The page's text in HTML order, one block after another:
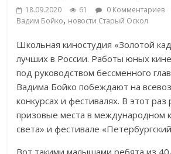
18.09.2020 61 0 Комментариев
Вадим Бойко, новости Старый Оскол
Школьная киностудия «Золотой
лучших в России. Работы юных
под руководством бессменного
Вадима Бойко побеждают на
конкурсах и фестивалях. В этот раз
призовые места в международном
света» и фестивале